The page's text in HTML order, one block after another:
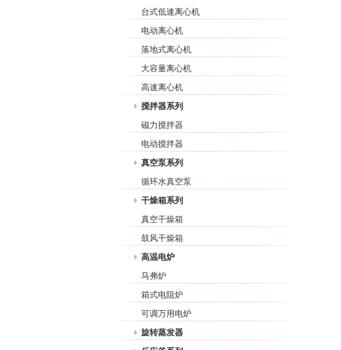
台式低速离心机
电动离心机
落地式离心机
大容量离心机
高速离心机
搅拌器系列
磁力搅拌器
电动搅拌器
真空泵系列
循环水真空泵
干燥箱系列
真空干燥箱
鼓风干燥箱
高温电炉
马弗炉
箱式电阻炉
可调万用电炉
旋转蒸发器